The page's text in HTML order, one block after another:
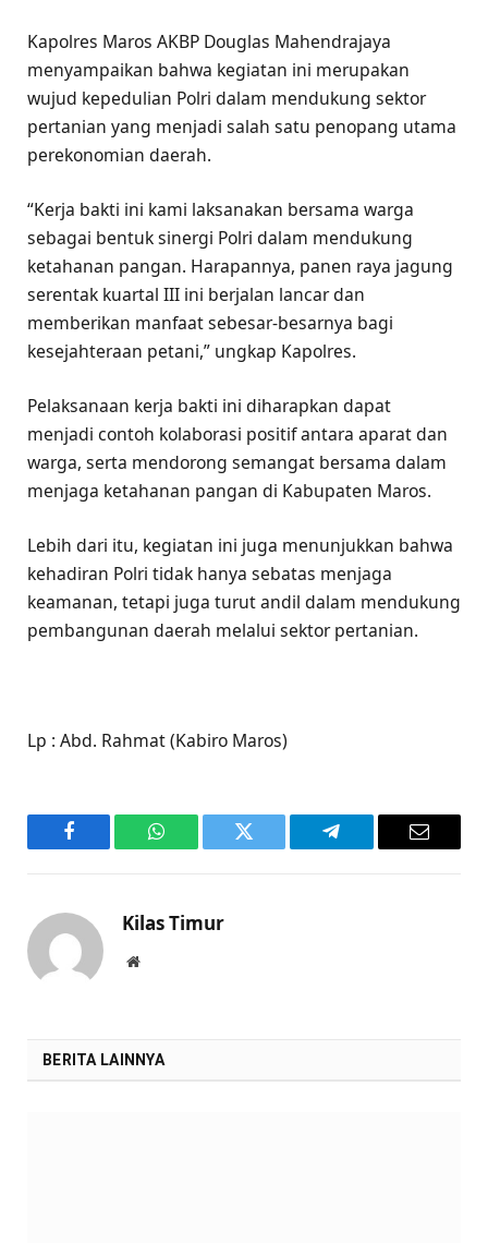
Kapolres Maros AKBP Douglas Mahendrajaya
menyampaikan bahwa kegiatan ini merupakan
wujud kepedulian Polri dalam mendukung sektor
pertanian yang menjadi salah satu penopang utama
perekonomian daerah.
“Kerja bakti ini kami laksanakan bersama warga
sebagai bentuk sinergi Polri dalam mendukung
ketahanan pangan. Harapannya, panen raya jagung
serentak kuartal III ini berjalan lancar dan
memberikan manfaat sebesar-besarnya bagi
kesejahteraan petani,” ungkap Kapolres.
Pelaksanaan kerja bakti ini diharapkan dapat
menjadi contoh kolaborasi positif antara aparat dan
warga, serta mendorong semangat bersama dalam
menjaga ketahanan pangan di Kabupaten Maros.
Lebih dari itu, kegiatan ini juga menunjukkan bahwa
kehadiran Polri tidak hanya sebatas menjaga
keamanan, tetapi juga turut andil dalam mendukung
pembangunan daerah melalui sektor pertanian.
Lp : Abd. Rahmat (Kabiro Maros)
Facebook WhatsAppTwitter Telegram Email
Kilas Timur
Website
BERITA LAINNYA